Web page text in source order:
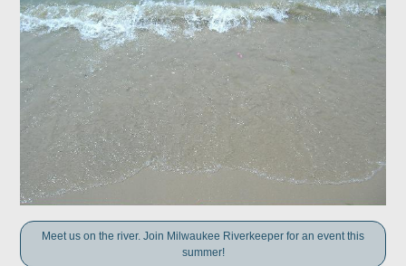
Meet us on the river. Join Milwaukee Riverkeeper for an event this
summer!